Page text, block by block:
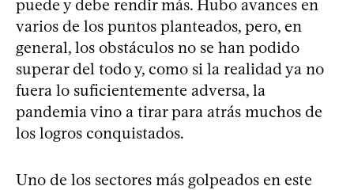
puede y debe rendir más. Hubo avances en
varios de los puntos planteados, pero, en
general, los obstáculos no se han podido
superar del todo y, como si la realidad ya no
fuera lo suficientemente adversa, la
pandemia vino a tirar para atrás muchos de
los logros conquistados.
Uno de los sectores más golpeados en este